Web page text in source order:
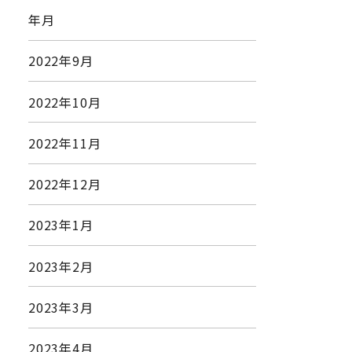
年月
2022年9月
2022年10月
2022年11月
2022年12月
2023年1月
2023年2月
2023年3月